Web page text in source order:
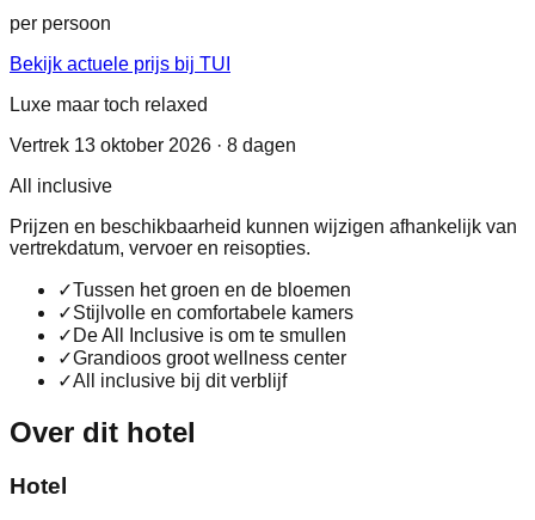
per persoon
Bekijk actuele prijs bij TUI
Luxe maar toch relaxed
Vertrek 13 oktober 2026 · 8 dagen
All inclusive
Prijzen en beschikbaarheid kunnen wijzigen afhankelijk van
vertrekdatum, vervoer en reisopties.
✓Tussen het groen en de bloemen
✓Stijlvolle en comfortabele kamers
✓ De All Inclusive is om te smullen
✓Grandioos groot wellness center
✓All inclusive bij dit verblijf
Over dit hotel
Hotel